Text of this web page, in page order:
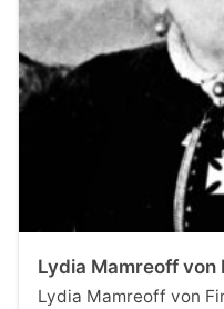
Lydia Mamreoff von
Lydia Mamreoff von